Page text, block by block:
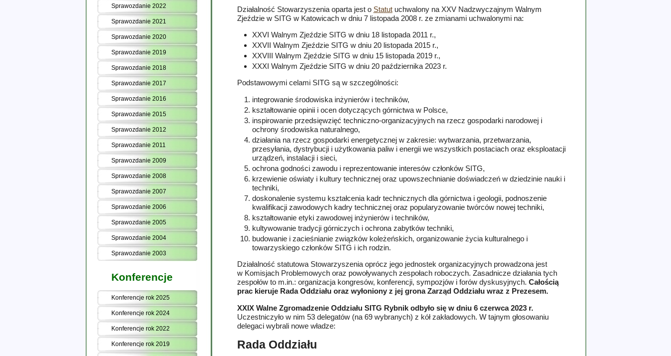
Sprawozdanie 2022
Sprawozdanie 2021
Sprawozdanie 2020
Sprawozdanie 2019
Sprawozdanie 2018
Sprawozdanie 2017
Sprawozdanie 2016
Sprawozdanie 2015
Sprawozdanie 2012
Sprawozdanie 2011
Sprawozdanie 2009
Sprawozdanie 2008
Sprawozdanie 2007
Sprawozdanie 2006
Sprawozdanie 2005
Sprawozdanie 2004
Sprawozdanie 2003
Konferencje
Konferencje rok 2025
Konferencje rok 2024
Konferencje rok 2022
Konferencje rok 2019
Działalność Stowarzyszenia oparta jest o Statutuchwalony na XXV Nadzwyczajnym Walnym
Zjeździe w SITG w Katowicach w dniu 7 listopada 2008 r. ze zmianami uchwalonymi na:
XXVI Walnym Zjeździe SITG w dniu 18 listopada 2011 r.,
XXVII Walnym Zjeździe SITG w dniu 20 listopada 2015 r.,
XXVIII Walnym Zjeździe SITG w dniu 15 listopada 2019 r.,
XXXI Walnym Zjeździe SITG w dniu 20 października 2023 r.
Podstawowymi celami SITG są w szczególności:
integrowanie środowiska inżynierów i techników,
kształtowanie opinii i ocen dotyczących górnictwa w Polsce,
inspirowanie przedsięwzięć techniczno-organizacyjnych na rzecz gospodarki narodowej i
ochrony środowiska naturalnego,
działania na rzecz gospodarki energetycznej w zakresie: wytwarzania, przetwarzania,
przesyłania, dystrybucji i użytkowania paliw i energii we wszystkich postaciach oraz eksploatacji
urządzeń, instalacji i sieci,
ochrona godności zawodu i reprezentowanie interesów członków SITG,
krzewienie oświaty i kultury technicznej oraz upowszechnianie doświadczeń w dziedzinie nauki i
techniki,
doskonalenie systemu kształcenia kadr technicznych dla górnictwa i geologii, podnoszenie
kwalifikacji zawodowych kadry technicznej oraz popularyzowanie twórców nowej techniki,
kształtowanie etyki zawodowej inżynierów i techników,
kultywowanie tradycji górniczych i ochrona zabytków techniki,
budowanie i zacieśnianie związków koleżeńskich, organizowanie życia kulturalnego i
towarzyskiego członków SITG i ich rodzin.
Działalność statutowa Stowarzyszenia oprócz jego jednostek organizacyjnych prowadzona jest
w Komisjach Problemowych oraz powoływanych zespołach roboczych. Zasadnicze działania tych
zespołów to m.in.: organizacja kongresów, konferencji, sympozjów i forów dyskusyjnych. Całością
prac kieruje Rada Oddziału oraz wyłoniony z jej grona Zarząd Oddziału wraz z Prezesem.
XXIX Walne Zgromadzenie Oddziału SITG Rybnik odbyło się w dniu 6 czerwca 2023 r.
Uczestniczyło w nim 53 delegatów (na 69 wybranych) z kół zakładowych. W tajnym głosowaniu
delegaci wybrali nowe władze:
Rada Oddziału